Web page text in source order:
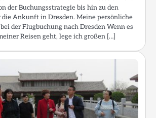
der Buchungsstrategie bis hin zu den
Ankunft in Dresden. Meine persönliche
der Flugbuchung nach Dresden Wenn es
Reisen geht, lege ich großen […]